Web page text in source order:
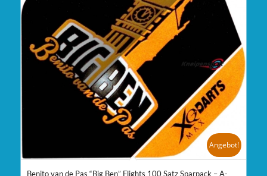
Benito van de Pas “Big Ben” Flights 100 Satz Sparpack – A-
Angebot!